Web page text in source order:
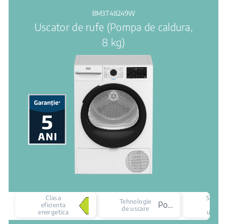
BM3T48249W
Uscator de rufe (Pompa de caldura,
8 kg)
Clasa
eficienta
energetica
Tehnologie
de uscare
Pompa de caldura
Senzor
uscare